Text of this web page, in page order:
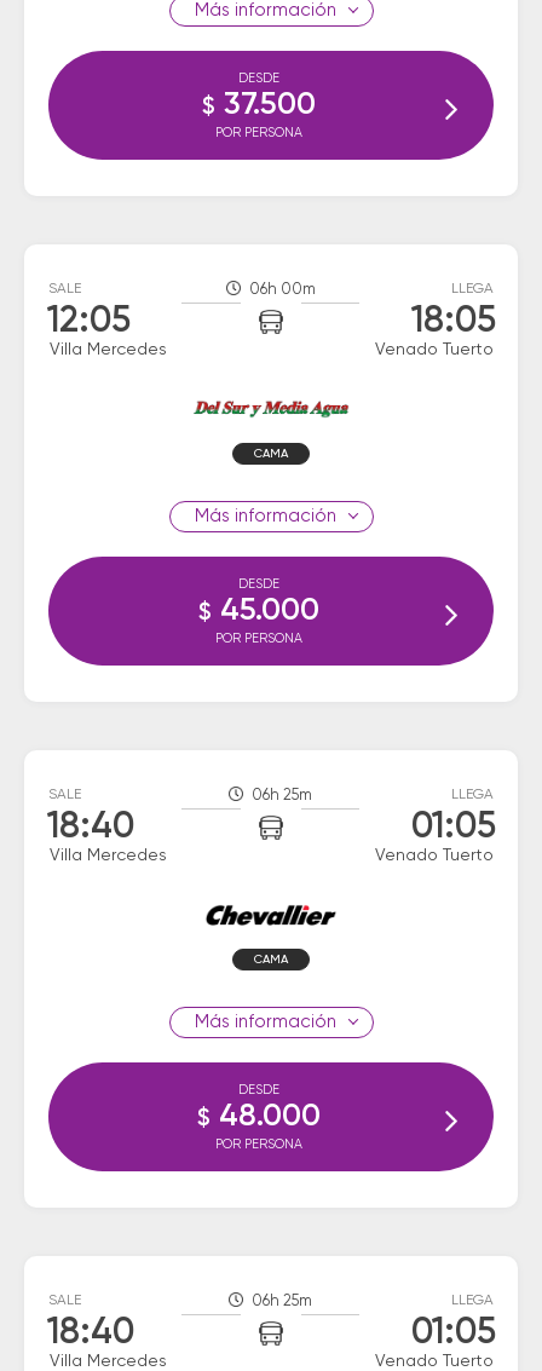
información
DESDE
$ 37.500
POR PERSONA
SALE
12:05
Villa Mercedes
06h 00m LLEGA
18:05
Venado Tuerto
CAMA
información
DESDE
$ 45.000
POR PERSONA
SALE
18:40
Villa Mercedes
06h 25m LLEGA
01:05
Venado Tuerto
CAMA
información
DESDE
$ 48.000
POR PERSONA
SALE
18:40
Villa Mercedes
06h 25m LLEGA
01:05
Venado Tuerto